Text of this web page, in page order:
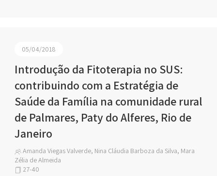
05/04/2018
Introdução da Fitoterapia no SUS:
contribuindo com a Estratégia de
Saúde da Família na comunidade rural
de Palmares, Paty do Alferes, Rio de
Janeiro
Amanda Viegas Valverde, Nina Cláudia Barboza da Silva, Mara
Zélia de Almeida
27-40